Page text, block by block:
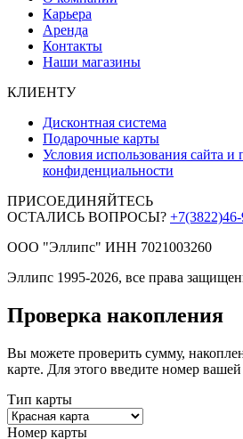
Карьера
Аренда
Контакты
Наши магазины
КЛИЕНТУ
Дисконтная система
Подарочные карты
Условия использования сайта и
конфиденциальности
ПРИСОЕДИНЯЙТЕСЬ
ОСТАЛИСЬ ВОПРОСЫ?
ООО "Эллипс" ИНН 7021003260
Эллипс 1995-2026, все права
Проверка накопления
Вы можете проверить сумму,
карте. Для этого введите номер
Тип карты
Номер карты